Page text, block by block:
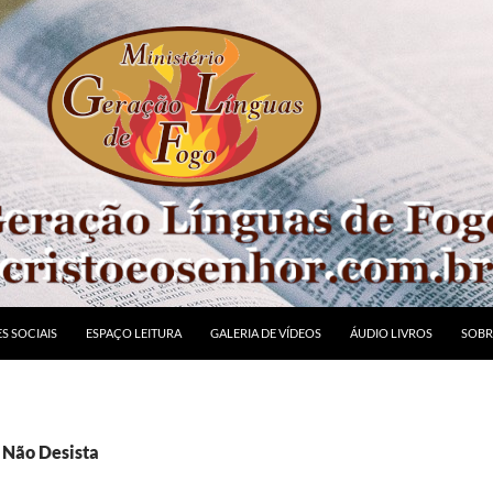
SOCIAIS ESPAÇO LEITURA GALERIA DE VÍDEOS ÁUDIO LIVROS
Desista